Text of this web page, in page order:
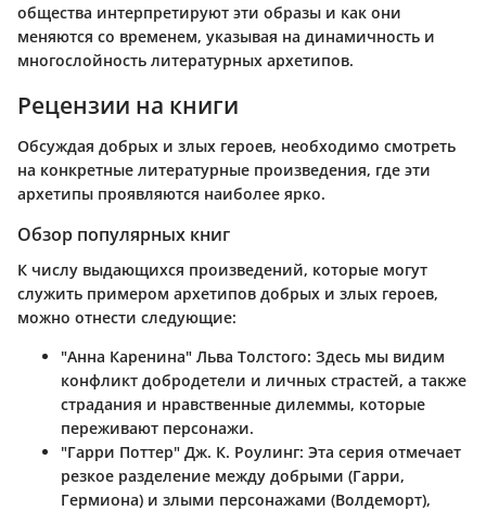
общества интерпретируют эти образы и как они
меняются со временем, указывая на динамичность и
многослойность литературных архетипов.
Рецензии на книги
Обсуждая добрых и злых героев, необходимо смотреть
на конкретные литературные произведения, где эти
архетипы проявляются наиболее ярко.
Обзор популярных книг
К числу выдающихся произведений, которые могут
служить примером архетипов добрых и злых героев,
можно отнести следующие:
"Анна Каренина" Льва Толстого: Здесь мы видим
конфликт добродетели и личных страстей, а также
страдания и нравственные дилеммы, которые
переживают персонажи.
"Гарри Поттер" Дж. К. Роулинг: Эта серия отмечает
резкое разделение между добрыми (Гарри,
Гермиона) и злыми персонажами (Волдеморт),